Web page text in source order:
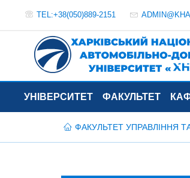
TEL:+38(050)889-2151 ADMIN@
УНІВЕРСИТЕТ ФАКУЛЬТЕТ
ФАКУЛЬТЕТ УПРАВЛІННЯ